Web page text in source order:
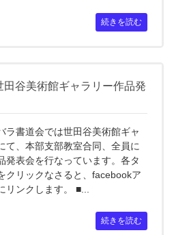
続きを読む
田谷美術館ギャラリー作品発
ラ書道会では世田谷美術館ギャ
て、本部支部教室合同、全員に
発表会を行なっています。各タ
クリックなさると、facebookア
リンクします。 ■...
続きを読む